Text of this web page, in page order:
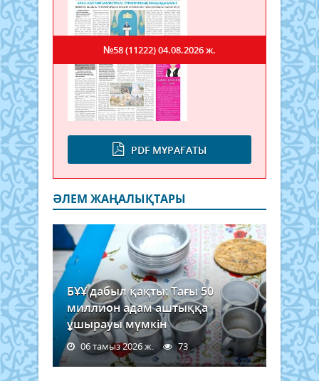
PDF МҰРАҒАТЫ
№58 (11222)04.08.2026 ж.
ӘЛЕМ ЖАҢАЛЫҚТАРЫ
БҰҰ дабыл қақты: Тағы 50
миллион адам аштыққа
ұшырауы мүмкін
06 тамыз 2026 ж. 73